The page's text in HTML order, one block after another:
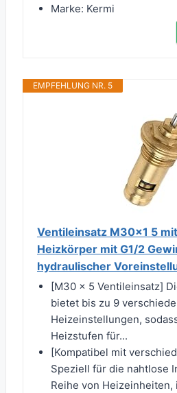
Marke: Kermi
EMPFEHLUNG NR. 5
Ventileinsatz M30x1 5
Heizkörper mit G1/2
hydraulischer
[M30 x 5 Ventileinsatz]
bietet bis zu 9
Heizeinstellungen,
Heizstufen für...
[Kompatibel mit
Speziell für die nahtlose
Reihe von Heizeinheiten,